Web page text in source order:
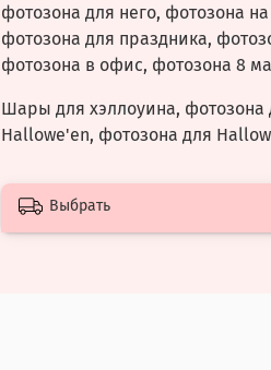
фотозона для него, фотозона
фотозона для праздника,
фотозона в офис, фотозона 8
Шары для хэллоуина,
Hallowe'en, фотозона для
Выбрать